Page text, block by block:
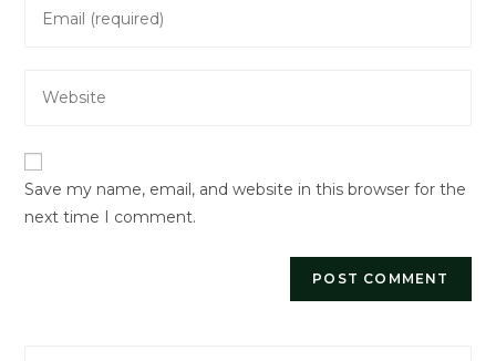
comment
address
URL
(optional)
Save my name, email, and website in this browser for the
next time I comment.